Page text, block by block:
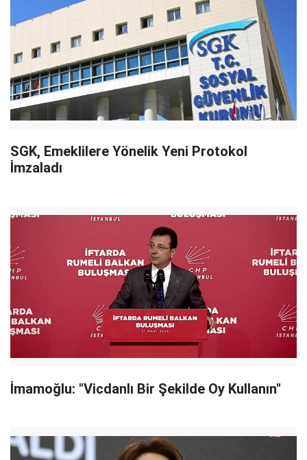
SGK, Emeklilere Yönelik Yeni Protokol
İmzaladı
İmamoğlu: "Vicdanlı Bir Şekilde Oy Kullanın"